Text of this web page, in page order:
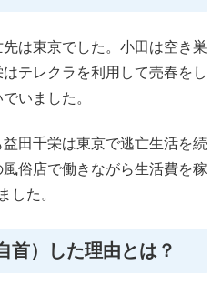
は東京でした。小田は空き巣
テレクラを利用して売春をし
いました。
田千栄は東京で逃亡生活を続
俗店で働きながら生活費を稼
した。
首）した理由とは？